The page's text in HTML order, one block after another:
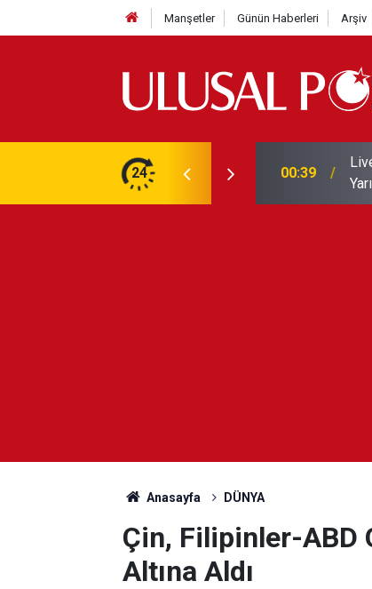
Manşetler Günün Haberleri Arşiv
24 00:39
Anasayfa DÜNYA
Çin, Filipinler-ABD
Altına Aldı